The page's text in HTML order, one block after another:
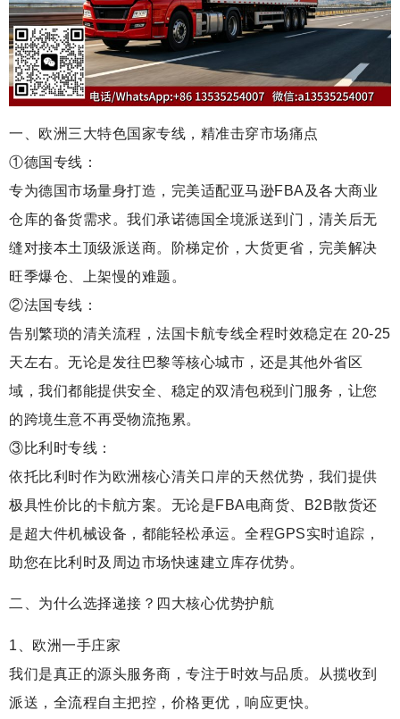
一、欧洲三大特色国家专线，精准击穿市场痛点
①德国专线：
专为德国市场量身打造，完美适配亚马逊FBA及各大商业
仓库的备货需求。我们承诺德国全境派送到门，清关后无
缝对接本土顶级派送商。阶梯定价，大货更省，完美解决
旺季爆仓、上架慢的难题。
②法国专线：
告别繁琐的清关流程，法国卡航专线全程时效稳定在 20-25
天左右。无论是发往巴黎等核心城市，还是其他外省区
域，我们都能提供安全、稳定的双清包税到门服务，让您
的跨境生意不再受物流拖累。
③比利时专线：
依托比利时作为欧洲核心清关口岸的天然优势，我们提供
极具性价比的卡航方案。无论是FBA电商货、B2B散货还
是超大件机械设备，都能轻松承运。全程GPS实时追踪，
助您在比利时及周边市场快速建立库存优势。
二、为什么选择递接？四大核心优势护航
1、欧洲一手庄家
我们是真正的源头服务商，专注于时效与品质。从揽收到
派送，全流程自主把控，价格更优，响应更快。